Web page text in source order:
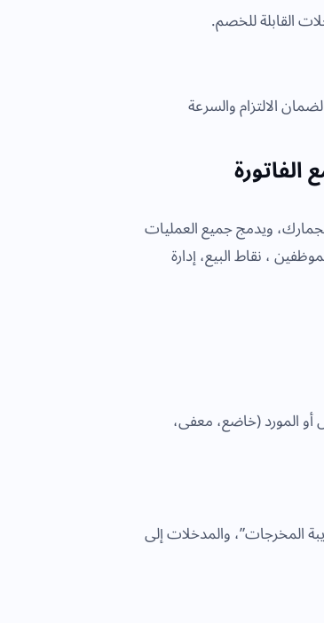
القابلة للخصم.
لضمان الالتزام والسرعة
ويدمج جميع العمليات
، نقاط البيع، إدارة
المورد (خاضع، معفى،
المخرجات”، والمدخلات إلى